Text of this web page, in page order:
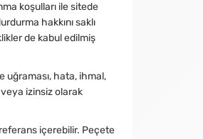
koşulları ile sitede
hakkını saklı
de kabul edilmiş
uğraması, hata, ihmal,
veya izinsiz olarak
içerebilir. Peçete